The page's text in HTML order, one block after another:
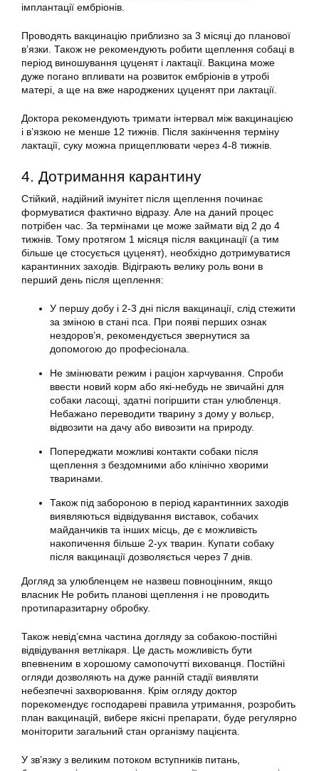
імплантації ембріонів.
Проводять вакцинацію приблизно за 3 місяці до планової
в’язки. Також не рекомендують робити щеплення собаці в
період виношування цуценят і лактації. Вакцина може
дуже погано впливати на розвиток ембріонів в утробі
матері, а ще на вже народжених цуценят при лактації.
Доктора рекомендують тримати інтервал між вакцинацією
і в’язкою не менше 12 тижнів. Після закінчення терміну
лактації, суку можна прищеплювати через 4-8 тижнів.
4. Дотримання карантину
Стійкий, надійний імунітет після щеплення починає
формуватися фактично відразу. Але на даний процес
потрібен час. За термінами це може займати від 2 до 4
тижнів. Тому протягом 1 місяця після вакцинації (а тим
більше це стосується цуценят), необхідно дотримуватися
карантинних заходів. Відіграють велику роль вони в
перший день після щеплення:
У першу добу і 2-3 дні після вакцинації, слід стежити
за зміною в стані пса. При появі перших ознак
нездоров’я, рекомендується звернутися за
допомогою до професіонала.
Не змінювати режим і раціон харчування. Спроби
ввести новий корм або які-небудь не звичайні для
собаки ласощі, здатні погіршити стан улюбленця.
Небажано переводити тварину з дому у вольєр,
відвозити на дачу або вивозити на природу.
Попереджати можливі контакти собаки після
щеплення з бездомними або клінічно хворими
тваринами.
Також під забороною в період карантинних заходів
виявляються відвідування виставок, собачих
майданчиків та інших місць, де є можливість
накопичення більше 2-ух тварин. Купати собаку
після вакцинації дозволяється через 7 днів.
Догляд за улюбленцем не назвеш повноцінним, якщо
власник Не робить планові щеплення і не проводить
протипаразитарну обробку.
Також невід’ємна частина догляду за собакою-постійні
відвідування ветлікаря. Це дасть можливість бути
впевненим в хорошому самопочутті вихованця. Постійні
огляди дозволяють на дуже ранній стадії виявляти
небезпечні захворювання. Крім огляду доктор
порекомендує господареві правила утримання, розробить
план вакцинацій, вибере якісні препарати, буде регулярно
моніторити загальний стан організму пацієнта.
У зв’язку з великим потоком вступників питань,